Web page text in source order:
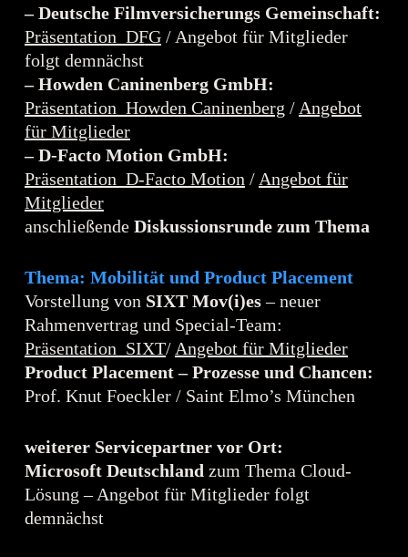
– Deutsche Filmversicherungs Gemeinschaft:
Präsentation_DFG/ Angebot für Mitglieder
folgt demnächst
– Howden Caninenberg GmbH:
Präsentation_Howden Caninenberg / Angebot
für Mitglieder
– D-Facto Motion GmbH:
Präsentation_D-Facto Motion / Angebot für
Mitglieder
anschließende Diskussionsrunde zum Thema
Thema: Mobilität und Product Placement
Vorstellung von SIXT Mov(i)es– neuer
Rahmenvertrag und Special-Team:
Präsentation_SIXT/ Angebot für Mitglieder
Product Placement – Prozesse und Chancen:
Prof. Knut Foeckler / Saint Elmo’s München
weiterer Servicepartner vor Ort:
Microsoft Deutschland zum Thema Cloud-
Lösung – Angebot für Mitglieder folgt
demnächst